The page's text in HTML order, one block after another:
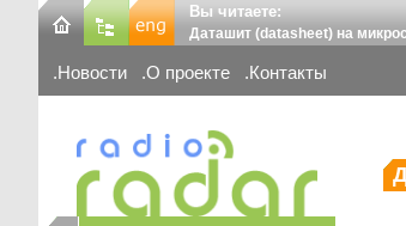
Вы читаете:
Даташит (datasheet) на
Новости О проекте Контакты